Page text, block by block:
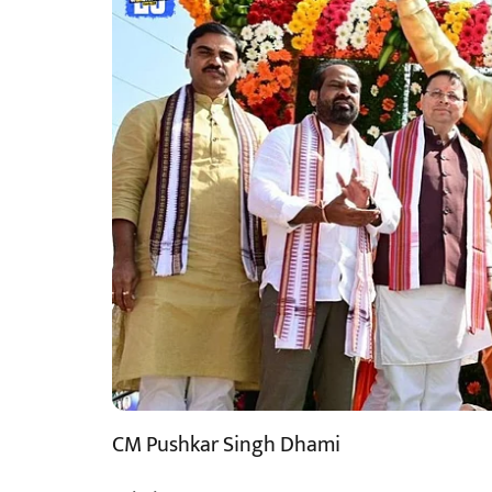
CM Pushkar Singh Dhami